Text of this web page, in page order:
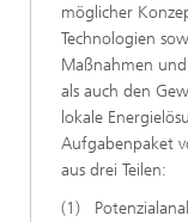
möglicher
Technologien
Maßnahmen
als auch den
lokale
Aufgabenpaket
aus drei Teilen:
(1)